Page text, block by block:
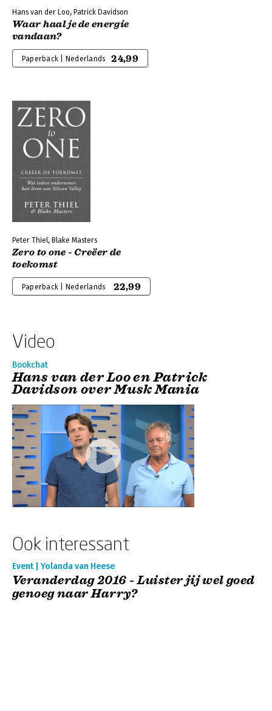
Hans van der Loo, Patrick Davidson
Waar haal je de energie
vandaan?
Paperback | Nederlands 24,99
Peter Thiel, Blake Masters
Zero to one - Creëer de
toekomst
Paperback | Nederlands 22,99
Video
Bookchat
Hans van der Loo en Patrick
Davidson over Musk Mania
Ook interessant
Event | Yolanda van Heese
Veranderdag 2016 - Luister jij wel goed
genoeg naar Harry?